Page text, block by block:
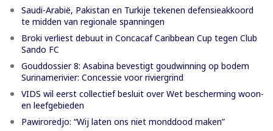
Saudi-Arabië, Pakistan en Turkije tekenen defensieakkoord
te midden van regionale spanningen
Broki verliest debuut in Concacaf Caribbean Cup tegen Club
Sando FC
Gouddossier 8: Asabina bevestigt goudwinning op bodem
Surinamerivier: Concessie voor riviergrind
VIDS wil eerst collectief besluit over Wet bescherming woon-
en leefgebieden
Pawiroredjo: “Wij laten ons niet monddood maken”